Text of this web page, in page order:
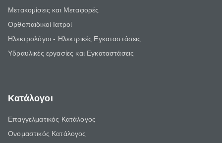
Μετακομίσεις και Μεταφορές
Ορθοπαιδικοί Ιατροί
Ηλεκτρολόγοι - Ηλεκτρικές Εγκαταστάσεις
Υδραυλικές εργασίες και Εγκαταστάσεις
Κατάλογοι
Επαγγελματικός Κατάλογος
Ονομαστικός Κατάλογος